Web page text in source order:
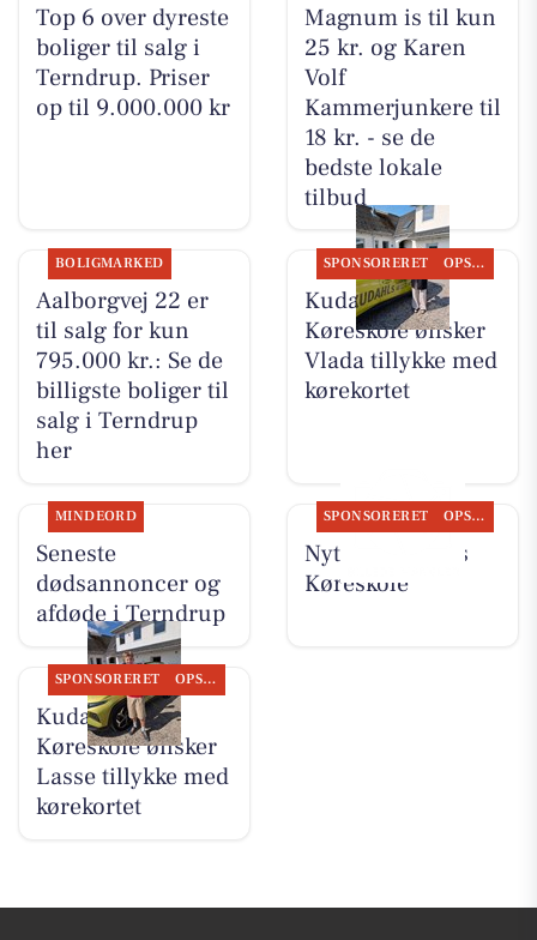
Top 6 over dyreste
boliger til salg i
Terndrup. Priser
op til 9.000.000 kr
Magnum is til kun
25 kr. og Karen
Volf
Kammerjunkere til
18 kr. - se de
bedste lokale
tilbud
BOLIGMARKED
Aalborgvej 22 er
til salg for kun
795.000 kr.: Se de
billigste boliger til
salg i Terndrup
her
SPONSORERET OPSLAGSTAVLEN
Kudahls
Køreskole ønsker
Vlada tillykke med
kørekortet
MINDEORD
Seneste
dødsannoncer og
afdøde i Terndrup
SPONSORERET OPSLAGSTAVLEN
Nyt fra Kudahls
Køreskole
SPONSORERET OPSLAGSTAVLEN
Kudahls
Køreskole ønsker
Lasse tillykke med
kørekortet